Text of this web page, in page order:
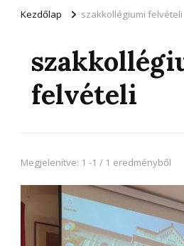
Kezdőlap szakkollégiumi felvételi
felvételi
Megjelenítve: 1 -1 / 1 eredményből